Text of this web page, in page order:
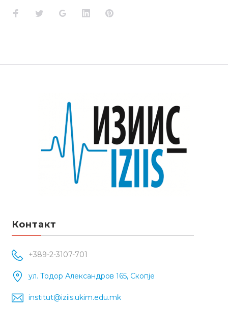
Facebook
TwitterGoogle+LinkedInPinterest
Контакт
+389-2-3107-701
ул. Тодор Александров 165, Скопје
institut@iziis.ukim.edu.mk